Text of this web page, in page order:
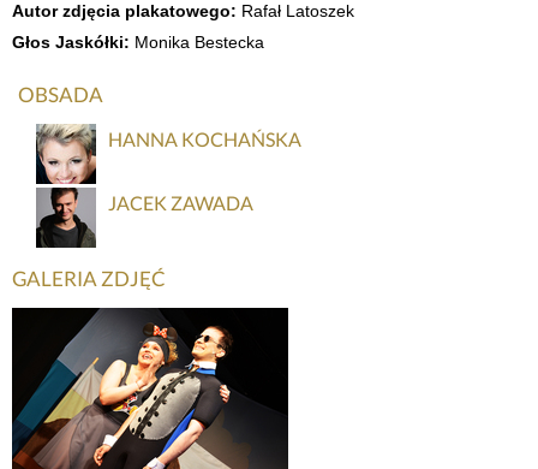
Autor zdjęcia plakatowego: Rafał Latoszek
Głos Jaskółki: Monika Bestecka
OBSADA
HANNA KOCHAŃSKA
JACEK ZAWADA
GALERIA ZDJĘĆ